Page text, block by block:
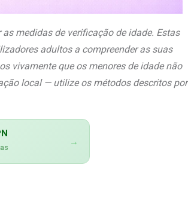
medidas de verificação de idade. Estas
adultos a compreender as suas
vivamente que os menores de idade não
local — utilize os métodos descritos por
→